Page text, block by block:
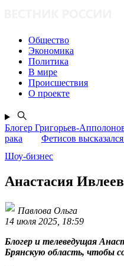
Общество
Экономика
Политика
В мире
Происшествия
О проекте
Блогер Григорьев-
рака
Фетисов
Шоу-бизнес
Анастасия
Павлова Ольга
14 июля 2025, 18:59
Блогер и телеведущая
Брянскую область, чтобы